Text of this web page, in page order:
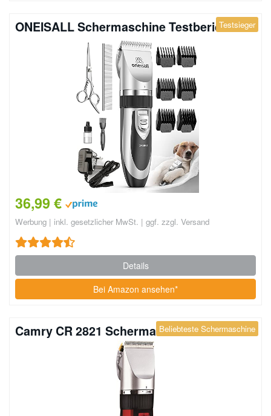
Testsieger
ONEISALL Schermaschine Testbericht
36,99 €
Werbung | inkl. gesetzlicher MwSt. | ggf. zzgl. Versand
Details
Bei Amazon ansehen*
Beliebteste Schermaschine
Camry CR 2821 Schermaschine